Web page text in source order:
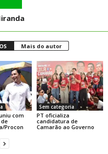
Mais do autor
com
Procon
Sem categoria
PT oficializa
candidatura de
Camarão ao Governo